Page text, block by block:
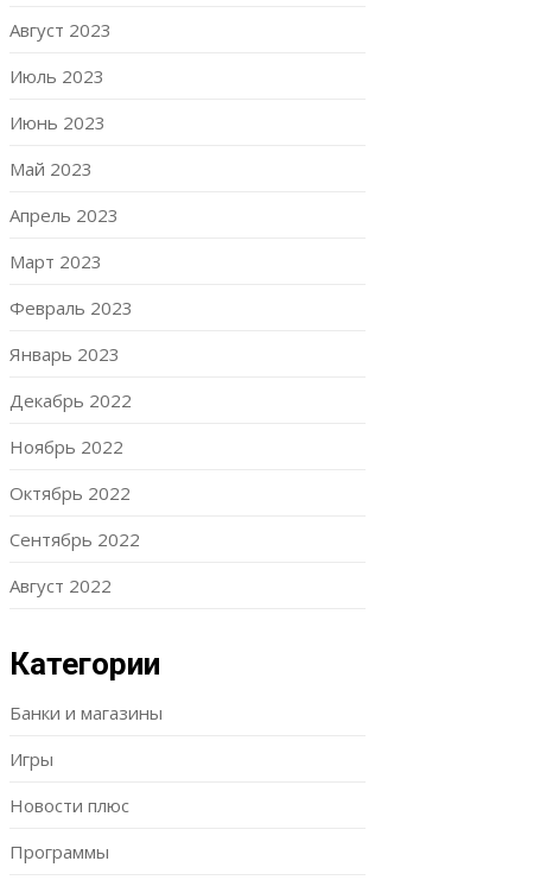
Август 2023
Июль 2023
Июнь 2023
Май 2023
Апрель 2023
Март 2023
Февраль 2023
Январь 2023
Декабрь 2022
Ноябрь 2022
Октябрь 2022
Сентябрь 2022
Август 2022
Категории
Банки и магазины
Игры
Новости плюс
Программы